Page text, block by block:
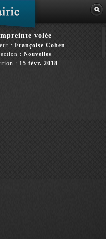
volée
: Françoise Cohen
: Nouvelles
: 15 févr. 2018